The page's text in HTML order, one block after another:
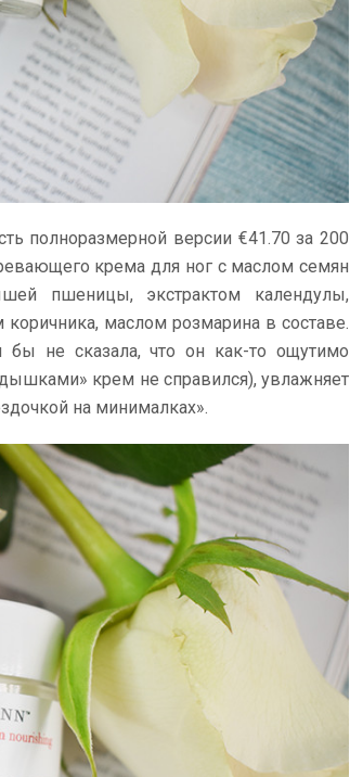
полноразмерной версии €41.70 за 200
крема для ног с маслом семян
пшеницы, экстрактом календулы,
маслом розмарина в составе.
не сказала, что он как-то ощутимо
крем не справился), увлажняет
на минималках».